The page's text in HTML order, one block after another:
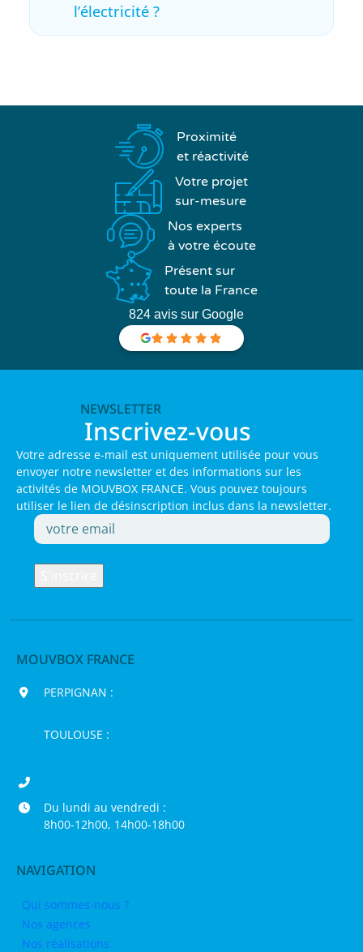
l’électricité ?
Proximité
et réactivité
Votre projet
sur-mesure
Nos experts
à votre écoute
Présent sur
toute la France
824 avis sur Google
NEWSLETTER
Inscrivez-vous
Votre adresse e-mail est uniquement utilisée pour vous
envoyer notre newsletter et des informations sur les
activités de MOUVBOX FRANCE. Vous pouvez toujours
utiliser le lien de désinscription inclus dans la newsletter.
MOUVBOX FRANCE
PERPIGNAN :
TOULOUSE :
Du lundi au vendredi :
8h00-12h00, 14h00-18h00
NAVIGATION
Qui sommes-nous ?
Nos agences
Nos réalisations